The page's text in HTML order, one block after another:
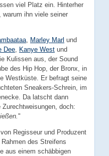
viel Platz ein. Hinterher
warum ihn viele seiner
, Marley Marl und
Dee, Kanye West und
Kulissen aus, der Sound
des Hip Hop, der Bronx, in
Westküste. Er befragt seine
Sneakers-Schrein, im
Da latscht dann
doch:
"
Regisseur und Produzent
des Streifens
aus einem schäbbigen